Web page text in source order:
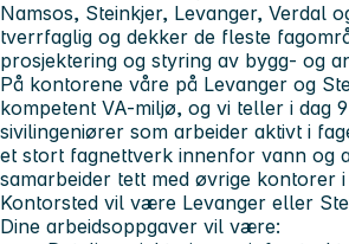
Namsos, Steinkjer, Levanger, Verdal
tverrfaglig og dekker de fleste
prosjektering og styring av bygg- og
På kontorene våre på Levanger og
kompetent VA-miljø, og vi teller i dag
sivilingeniører som arbeider aktivt i
et stort fagnettverk innenfor vann og
samarbeider tett med øvrige kontorer
Kontorsted vil være Levanger eller
Dine arbeidsoppgaver vil være: